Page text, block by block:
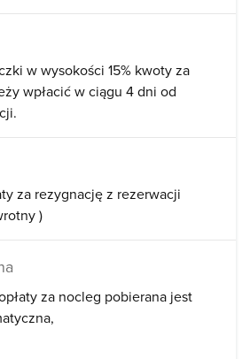
w wysokości 15% kwoty za
wpłacić w ciągu 4 dni od
za rezygnację z rezerwacji
)
za nocleg pobierana jest